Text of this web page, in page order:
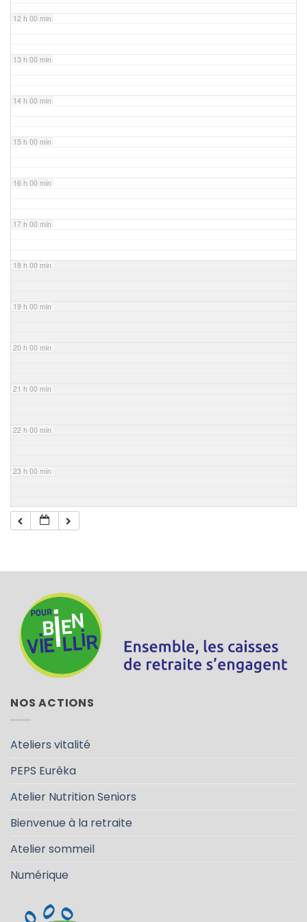
12 h 00 min
13 h 00 min
14 h 00 min
15 h 00 min
16 h 00 min
17 h 00 min
18 h 00 min
19 h 00 min
20 h 00 min
21 h 00 min
22 h 00 min
23 h 00 min
NOS ACTIONS
Ateliers vitalité
PEPS Eurêka
Atelier Nutrition Seniors
Bienvenue à la retraite
Atelier sommeil
Numérique